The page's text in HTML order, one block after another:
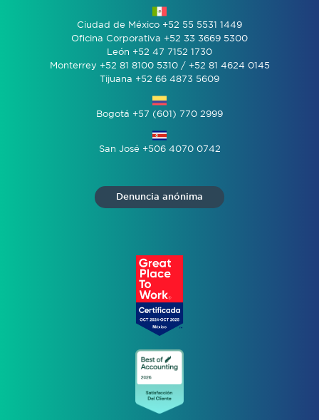
Ciudad de México +52 55 5531 1449
Oficina Corporativa +52 33 3669 5300
León +52 47 7152 1730
Monterrey +52 81 8100 5310 / +52 81 4624 0145
Tijuana +52 66 4873 5609
Bogotá +57 (601) 770 2999
San José +506 4070 0742
Denuncia anónima